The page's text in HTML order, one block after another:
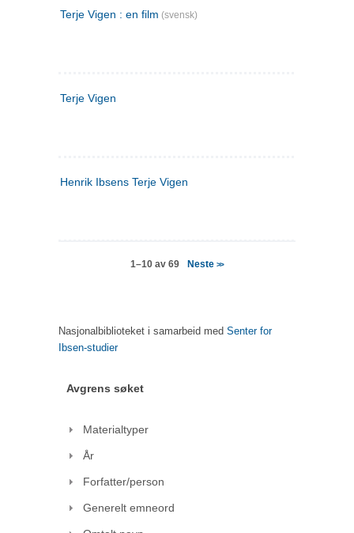
Terje Vigen : en film (svensk)
Terje Vigen
Henrik Ibsens Terje Vigen
1–10 av 69 Neste>>
Nasjonalbiblioteket i samarbeid med Senter for
Ibsen-studier
Avgrens søket
Materialtyper
År
Forfatter/person
Generelt emneord